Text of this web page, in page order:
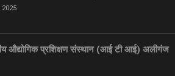
औद्योगिक प्रशिक्षण संस्थान (आई टी आई) अलीगंज